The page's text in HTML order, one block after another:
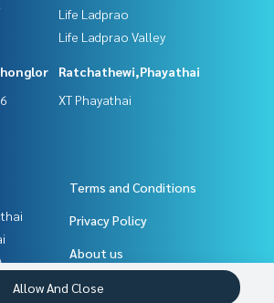
Life Ladprao
Life Ladprao Valley
Ratchathewi,Phayathai
XT Phayathai
Terms and Conditions
Privacy Policy
About us
How to sale-rent
Allow And Close